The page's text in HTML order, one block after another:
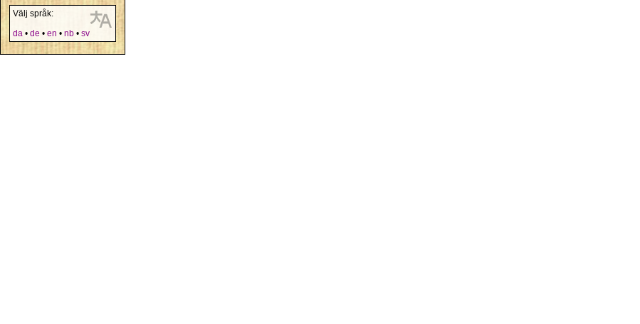
Välj språk:
da • de • en • nb • sv